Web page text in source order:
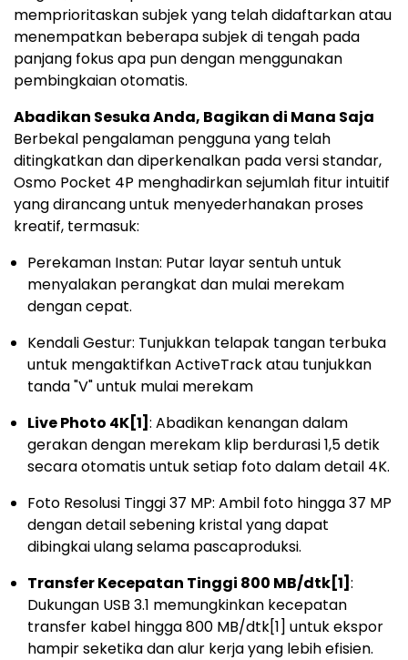
memprioritaskan subjek yang telah didaftarkan atau
menempatkan beberapa subjek di tengah pada
panjang fokus apa pun dengan menggunakan
pembingkaian otomatis.
Abadikan Sesuka Anda, Bagikan di Mana Saja
Berbekal pengalaman pengguna yang telah
ditingkatkan dan diperkenalkan pada versi standar,
Osmo Pocket 4P menghadirkan sejumlah fitur intuitif
yang dirancang untuk menyederhanakan proses
kreatif, termasuk:
Perekaman Instan: Putar layar sentuh untuk
menyalakan perangkat dan mulai merekam
dengan cepat.
Kendali Gestur: Tunjukkan telapak tangan terbuka
untuk mengaktifkan ActiveTrack atau tunjukkan
tanda "V" untuk mulai merekam
Live Photo 4K[1] : Abadikan kenangan dalam
gerakan dengan merekam klip berdurasi 1,5 detik
secara otomatis untuk setiap foto dalam detail 4K.
Foto Resolusi Tinggi 37 MP: Ambil foto hingga 37 MP
dengan detail sebening kristal yang dapat
dibingkai ulang selama pascaproduksi.
Transfer Kecepatan Tinggi 800 MB/dtk[1] :
Dukungan USB 3.1 memungkinkan kecepatan
transfer kabel hingga 800 MB/dtk[1] untuk ekspor
hampir seketika dan alur kerja yang lebih efisien.